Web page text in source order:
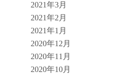
2021年3月
2021年2月
2021年1月
2020年12月
2020年11月
2020年10月